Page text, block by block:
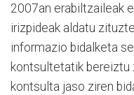
2007an erabiltzaileak
irizpideak aldatu
informazio bidalketa
kontsultetatik bereiztu
kontsulta jaso ziren